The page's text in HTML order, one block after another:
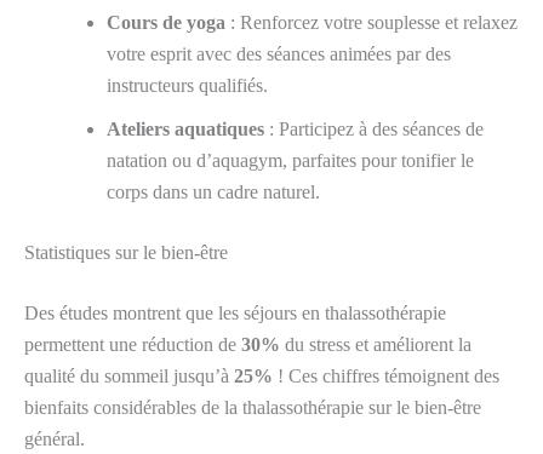
Cours de yoga : Renforcez votre souplesse et relaxez
votre esprit avec des séances animées par des
instructeurs qualifiés.
Ateliers aquatiques : Participez à des séances de
natation ou d’aquagym, parfaites pour tonifier le
corps dans un cadre naturel.
Statistiques sur le bien-être
Des études montrent que les séjours en thalassothérapie
permettent une réduction de 30% du stress et améliorent la
qualité du sommeil jusqu’à 25% ! Ces chiffres témoignent des
bienfaits considérables de la thalassothérapie sur le bien-être
général.